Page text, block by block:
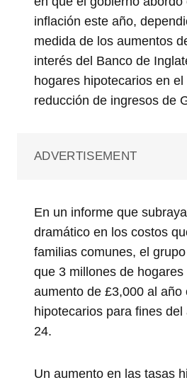
inflación este año,
medida de los aumentos
interés del Banco de
hogares hipotecarios en
reducción de ingresos de
ADVERTISEMENT
En un informe que
dramático en los costos
familias comunes, el
que 3 millones de hogares
aumento de £3,000 al año
hipotecarios para fines
24.
Un aumento en las tasas